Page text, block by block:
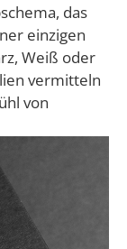
das
einzigen
Weiß oder
vermitteln
von